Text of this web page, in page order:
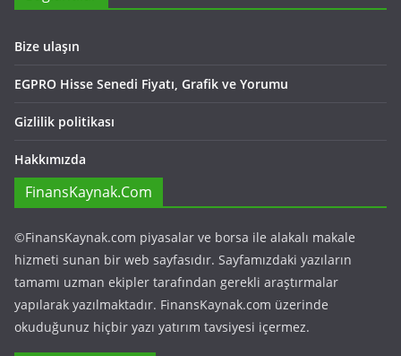
Bize ulaşın
EGPRO Hisse Senedi Fiyatı, Grafik ve Yorumu
Gizlilik politikası
Hakkımızda
FinansKaynak.Com
©FinansKaynak.com piyasalar ve borsa ile alakalı makale
hizmeti sunan bir web sayfasıdır. Sayfamızdaki yazıların
tamamı uzman ekipler tarafından gerekli araştırmalar
yapılarak yazılmaktadır. FinansKaynak.com üzerinde
okuduğunuz hiçbir yazı yatırım tavsiyesi içermez.